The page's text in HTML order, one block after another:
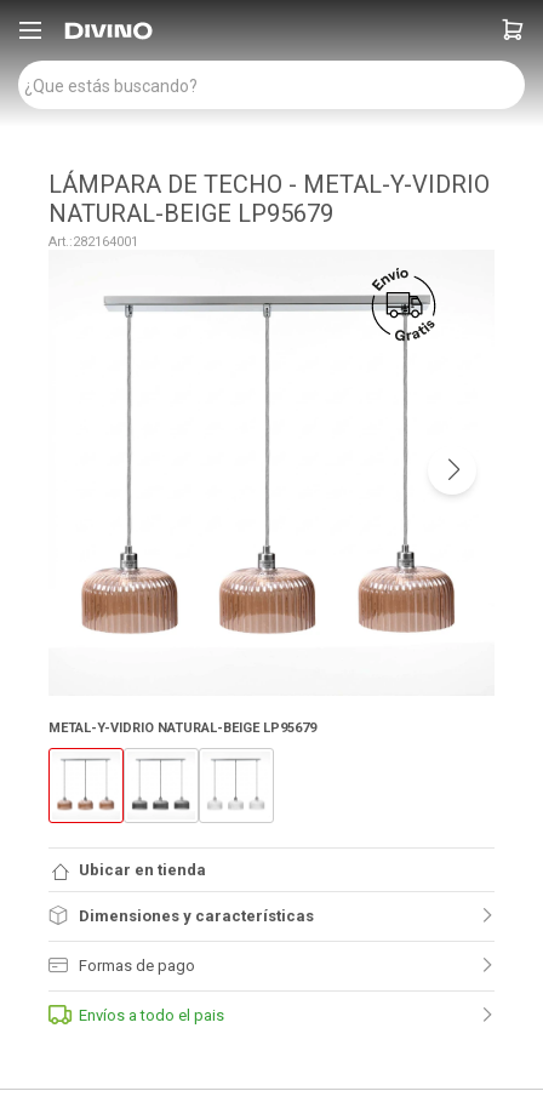

LÁMPARA DE TECHO - METAL-Y-VIDRIO
NATURAL-BEIGE LP95679
282164001
METAL-Y-VIDRIO NATURAL-BEIGE LP95679
Ubicar en tienda
Dimensiones y características
Formas de pago
Envíos a todo el pais